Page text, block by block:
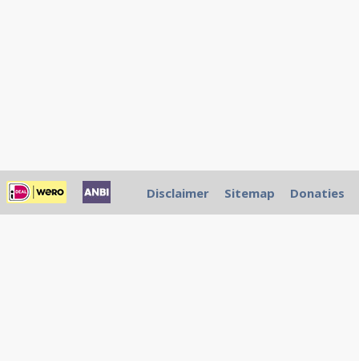
Disclaimer Sitemap Donaties